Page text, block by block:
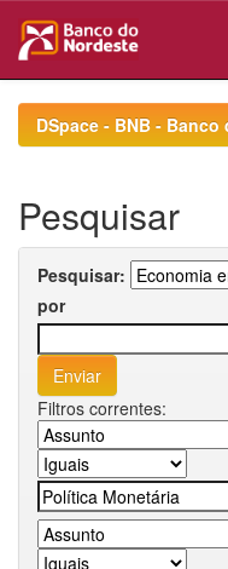
navigationDSpace - BNB -
Pesquisar
Pesquisar:
por
Filtros correntes: